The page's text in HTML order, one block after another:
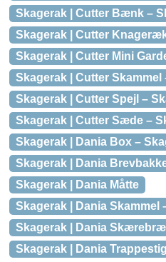
Skagerak | Cutter Bænk –
Skagerak | Cutter
Skagerak | Cutter Mini
Skagerak | Cutter
Skagerak | Cutter Spejl –
Skagerak | Cutter Sæde –
Skagerak | Dania Box –
Skagerak | Dania
Skagerak | Dania Måtte
Skagerak | Dania Skammel
Skagerak | Dania
Skagerak | Dania